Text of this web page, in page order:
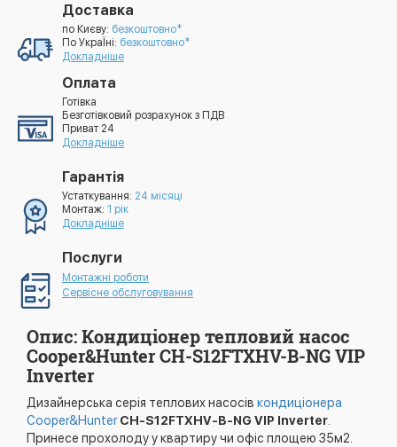
Доставка
по Києву: безкоштовно*
По УкраЇні: безкоштовно*
Докладніше
Оплата
Готівка
Безготівковий розрахунок з ПДВ
Приват 24
Докладніше
Гарантія
Устаткування: 24 місяці
Монтаж: 1 рік
Докладніше
Послуги
Монтажні роботи
Сервісне обслуговування
Опис: Кондиціонер тепловий насос
Cooper&Hunter CH-S12FTXHV-B-NG VIP
Inverter
Дизайнерська серія теплових насосів кондиціонера
Cooper&Hunter CH-S12FTXHV-B-NG VIP Inverter
Принесе прохолоду у квартиру чи офіс площею 35м2.